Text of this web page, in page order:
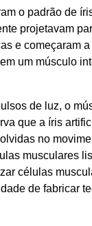
o padrão de
projetavam
e começaram
um músculo
de luz, o
que a íris
no
musculares
células
de fabricar